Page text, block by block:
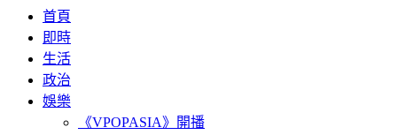
首頁
即時
生活
政治
娛樂
《VPOPASIA》開播